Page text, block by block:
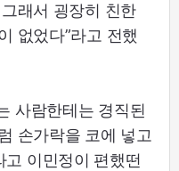
래서 굉장히 친한
없었다”라고 전했
사람한테는 경직된
손가락을 코에 넣고
고 이민정이 편했떤